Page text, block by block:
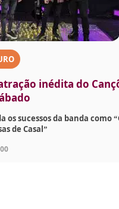
inédita do
os sucessos da banda como
de Casal”